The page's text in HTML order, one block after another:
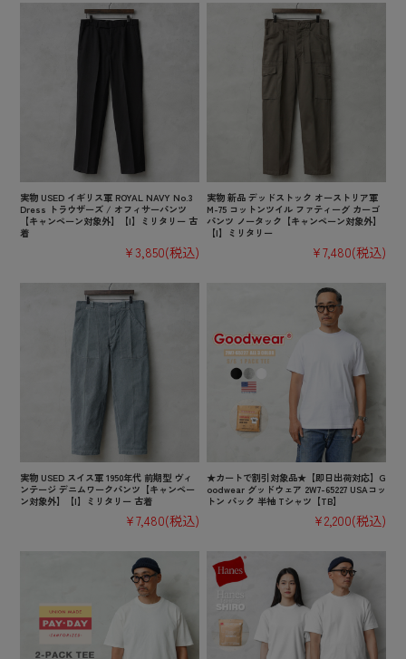
実物 USED イギリス軍 ROYAL NAVY No.3
Dress トラウザーズ / オフィサーパンツ
【キャンペーン対象外】【I】ミリタリー 古
着
¥3,850(税込)
実物 新品 デッドストック オーストリア軍
M-75 コットンツイル ファティーグ カーゴ
パンツ ノータック【キャンペーン対象外】
【I】ミリタリー
¥7,480(税込)
実物 USED スイス軍 1950年代 前期型 ヴィ
ンテージ デニムワークパンツ【キャンペー
ン対象外】【I】ミリタリー 古着
¥7,480(税込)
★カートで割引対象品★【即日出荷対応】G
oodwear グッドウェア 2W7-65227 USAコッ
トン パック 半袖 Tシャツ【TB】
¥2,200(税込)